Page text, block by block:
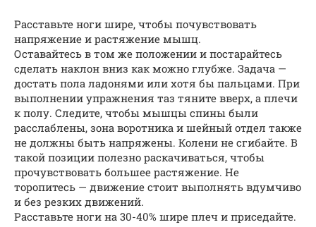
Расставьте ноги шире, чтобы почувствовать
напряжение и растяжение мышц.
Оставайтесь в том же положении и постарайтесь
сделать наклон вниз как можно глубже. Задача —
достать пола ладонями или хотя бы пальцами. При
выполнении упражнения таз тяните вверх, а плечи
к полу. Следите, чтобы мышцы спины были
расслаблены, зона воротника и шейный отдел также
не должны быть напряжены. Колени не сгибайте. В
такой позиции полезно раскачиваться, чтобы
прочувствовать большее растяжение. Не
торопитесь — движение стоит выполнять вдумчиво
и без резких движений.
Расставьте ноги на 30-40% шире плеч и приседайте.